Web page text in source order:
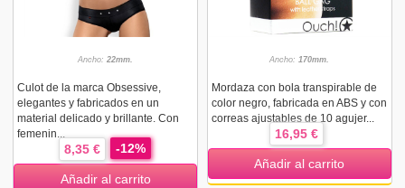
Ancho:22mm.
Culot de la marca Obsessive,
elegantes y fabricados en un
material delicado y brillante. Con
femenin...
8,35 € -12%
Añadir al carrito
Ancho:170mm.
Mordaza con bola transpirable de
color negro, fabricada en ABS y con
correas ajustables de 10 agujer...
16,95 €
Añadir al carrito